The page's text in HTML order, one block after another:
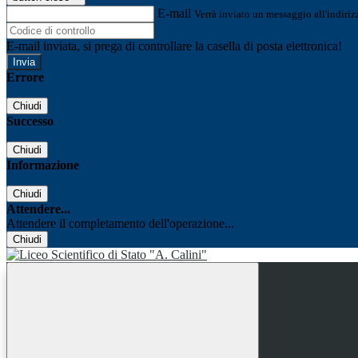
E-mail Verrà inviato un messaggio
E-mail inviata, si prega di controllare la casella di posta elettronica!
Errore
Chiudi
Successo
Chiudi
Informazione
Chiudi
Attendere...
Attendere il completamento dell'operazione...
Chiudi